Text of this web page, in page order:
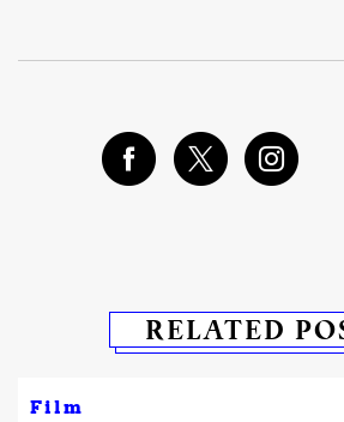
RELATED
Film